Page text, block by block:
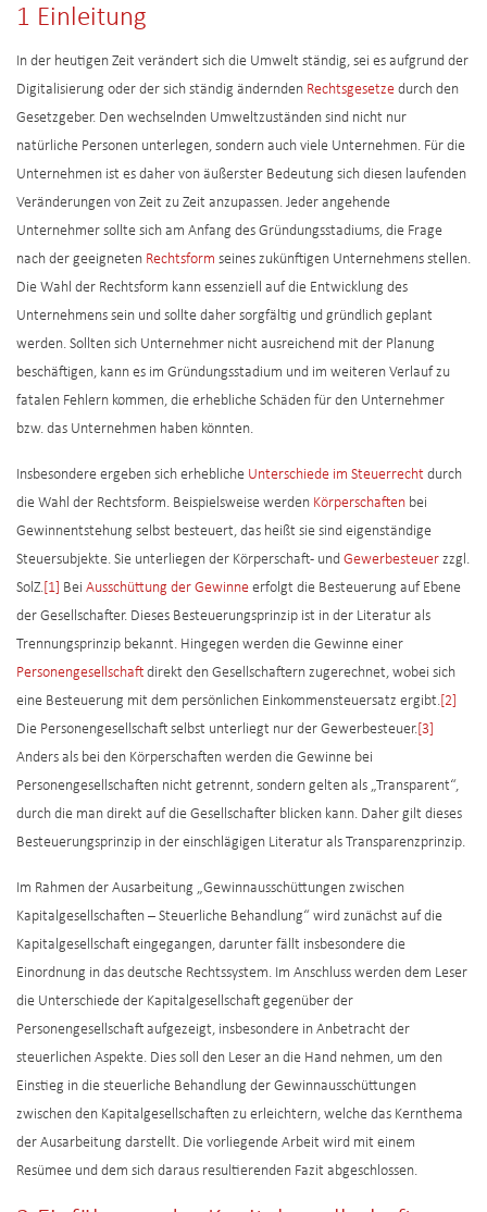
1 Einleitung
In der heutigen Zeit verändert sich die Umwelt ständig, sei es aufgrund der
Digitalisierung oder der sich ständig ändernden Rechtsgesetze durch den
Gesetzgeber. Den wechselnden Umweltzuständen sind nicht nur
natürliche Personen unterlegen, sondern auch viele Unternehmen. Für die
Unternehmen ist es daher von äußerster Bedeutung sich diesen laufenden
Veränderungen von Zeit zu Zeit anzupassen. Jeder angehende
Unternehmer sollte sich am Anfang des Gründungsstadiums, die Frage
nach der geeigneten Rechtsform seines zukünftigen Unternehmens stellen.
Die Wahl der Rechtsform kann essenziell auf die Entwicklung des
Unternehmens sein und sollte daher sorgfältig und gründlich geplant
werden. Sollten sich Unternehmer nicht ausreichend mit der Planung
beschäftigen, kann es im Gründungsstadium und im weiteren Verlauf zu
fatalen Fehlern kommen, die erhebliche Schäden für den Unternehmer
bzw. das Unternehmen haben könnten.
Insbesondere ergeben sich erhebliche Unterschiede im Steuerrecht durch
die Wahl der Rechtsform. Beispielsweise werden Körperschaften bei
Gewinnentstehung selbst besteuert, das heißt sie sind eigenständige
Steuersubjekte. Sie unterliegen der Körperschaft- und Gewerbesteuer zzgl.
SolZ. [1] Bei Ausschüttung der Gewinne erfolgt die Besteuerung auf Ebene
der Gesellschafter. Dieses Besteuerungsprinzip ist in der Literatur als
Trennungsprinzip bekannt. Hingegen werden die Gewinne einer
Personengesellschaft direkt den Gesellschaftern zugerechnet, wobei sich
eine Besteuerung mit dem persönlichen Einkommensteuersatz ergibt. [2]
Die Personengesellschaft selbst unterliegt nur der Gewerbesteuer. [3]
Anders als bei den Körperschaften werden die Gewinne bei
Personengesellschaften nicht getrennt, sondern gelten als „Transparent“,
durch die man direkt auf die Gesellschafter blicken kann. Daher gilt dieses
Besteuerungsprinzip in der einschlägigen Literatur als Transparenzprinzip.
Im Rahmen der Ausarbeitung „Gewinnausschüttungen zwischen
Kapitalgesellschaften – Steuerliche Behandlung“ wird zunächst auf die
Kapitalgesellschaft eingegangen, darunter fällt insbesondere die
Einordnung in das deutsche Rechtssystem. Im Anschluss werden dem Leser
die Unterschiede der Kapitalgesellschaft gegenüber der
Personengesellschaft aufgezeigt, insbesondere in Anbetracht der
steuerlichen Aspekte. Dies soll den Leser an die Hand nehmen, um den
Einstieg in die steuerliche Behandlung der Gewinnausschüttungen
zwischen den Kapitalgesellschaften zu erleichtern, welche das Kernthema
der Ausarbeitung darstellt. Die vorliegende Arbeit wird mit einem
Resümee und dem sich daraus resultierenden Fazit abgeschlossen.